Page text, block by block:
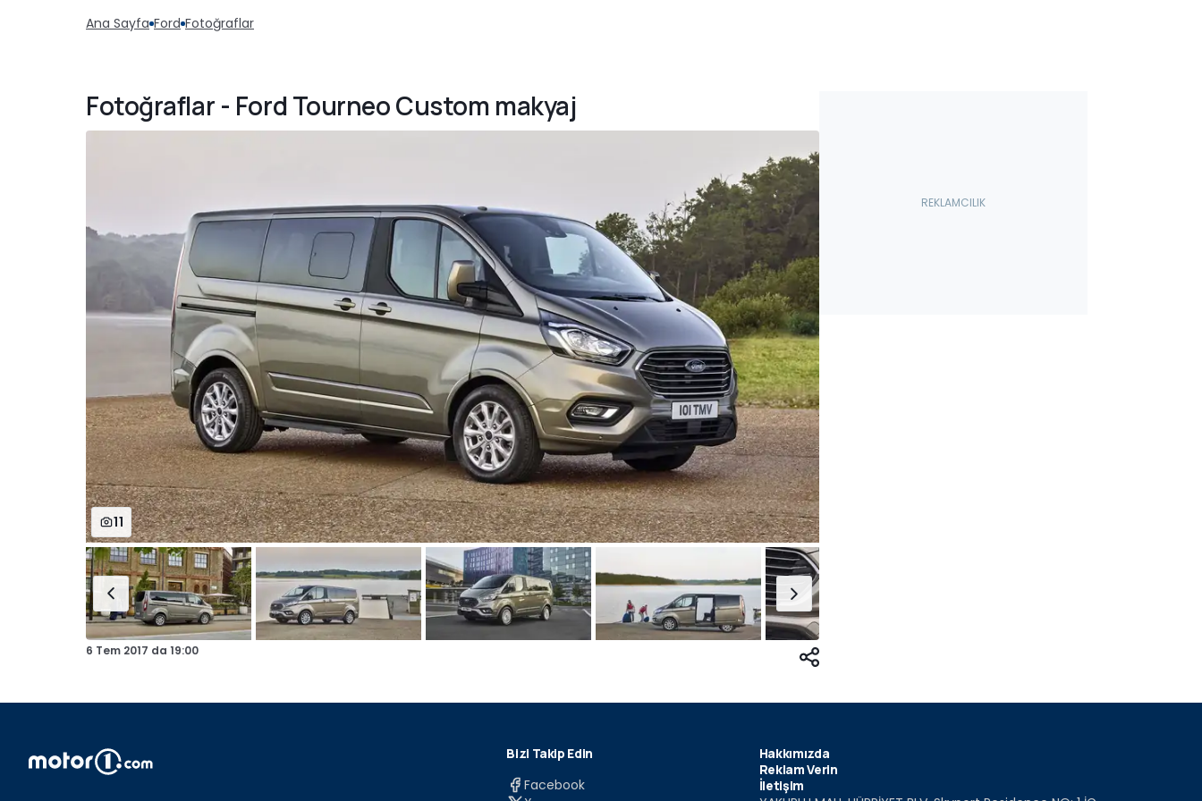
Ana Sayfa Ford Fotoğraflar
Fotoğraflar - Ford Tourneo Custom makyaj
11
6 Tem 2017 da 19:00
Bizi Takip Edin
Facebook
Hakkımızda
Reklam Verin
İletişim